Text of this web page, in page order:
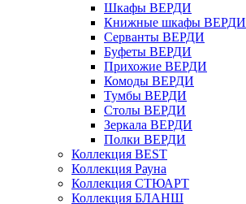
Шкафы ВЕРДИ
Книжные шкафы ВЕРДИ
Серванты ВЕРДИ
Буфеты ВЕРДИ
Прихожие ВЕРДИ
Комоды ВЕРДИ
Тумбы ВЕРДИ
Столы ВЕРДИ
Зеркала ВЕРДИ
Полки ВЕРДИ
Коллекция BEST
Коллекция Рауна
Коллекция СТЮАРТ
Коллекция БЛАНШ